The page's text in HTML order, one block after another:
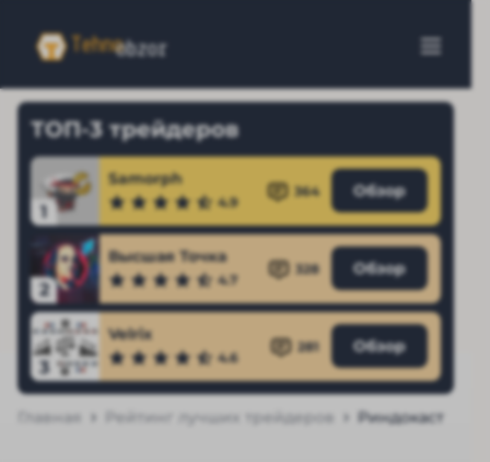
ТОП-3 трейдеров
1
Samorph
4.9
364 Обзор
2
Высшая Точка
4.7
328 Обзор
3
Velrix
4.6
281 Обзор
Главная Рейтинг лучших трейдеров Риндокаст